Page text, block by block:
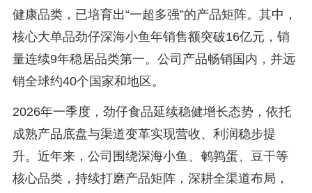
健康品类，已培育出“一超多强”的产品矩阵。其中，
核心大单品劲仔深海小鱼年销售额突破16亿元，销
量连续9年稳居品类第一。公司产品畅销国内，并远
销全球约40个国家和地区。
2026年一季度，劲仔食品延续稳健增长态势，依托
成熟产品底盘与渠道变革实现营收、利润稳步提
升。近年来，公司围绕深海小鱼、鹌鹑蛋、豆干等
核心品类，持续打磨产品矩阵，深耕全渠道布局，